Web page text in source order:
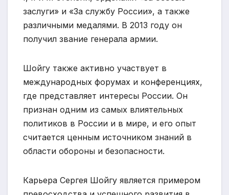
заслуги» и «За службу России», а также
различными медалями. В 2013 году он
получил звание генерала армии.
Шойгу также активно участвует в
международных форумах и конференциях,
где представляет интересы России. Он
признан одним из самых влиятельных
политиков в России и в мире, и его опыт
считается ценным источником знаний в
области обороны и безопасности.
Карьера Сергея Шойгу является примером